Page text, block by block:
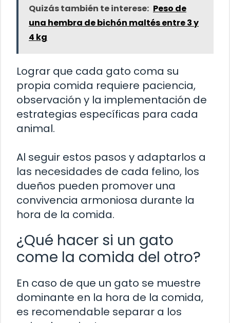
Quizás también te interese: Peso de
una hembra de bichón maltés entre 3 y
4 kg
Lograr que cada gato coma su
propia comida requiere paciencia,
observación y la implementación de
estrategias específicas para cada
animal.
Al seguir estos pasos y adaptarlos a
las necesidades de cada felino, los
dueños pueden promover una
convivencia armoniosa durante la
hora de la comida.
¿Qué hacer si un gato
come la comida del otro?
En caso de que un gato se muestre
dominante en la hora de la comida,
es recomendable separar a los